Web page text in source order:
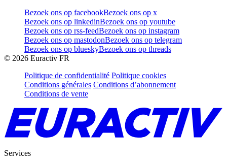
Bezoek ons op facebookBezoek ons op x
Bezoek ons op linkedinBezoek ons op youtube
Bezoek ons op rss-feedBezoek ons op instagram
Bezoek ons op mastodonBezoek ons op telegram
Bezoek ons op blueskyBezoek ons op threads
© 2026 Euractiv FR
Politique de confidentialité Politique cookies
Conditions générales Conditions d’abonnement
Conditions de vente
Services